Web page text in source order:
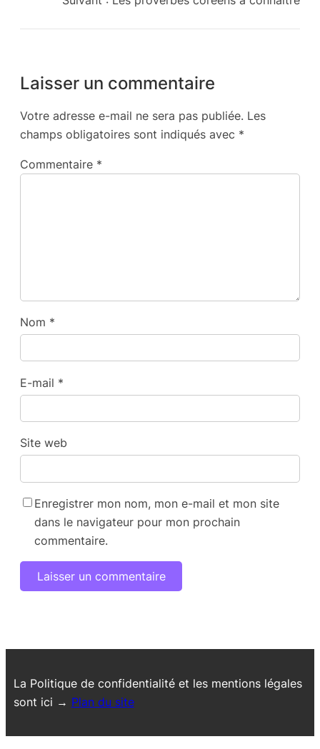
Laisser un commentaire
Votre adresse e-mail ne sera pas publiée. Les
champs obligatoires sont indiqués avec *
Commentaire *
Nom *
E-mail *
Site web
Enregistrer mon nom, mon e-mail et mon site
dans le navigateur pour mon prochain
commentaire.
La Politique de confidentialité et les mentions légales
sont ici → Plan du site